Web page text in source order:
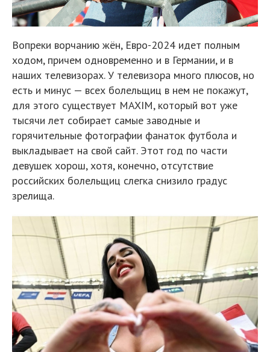
Вопреки ворчанию жён, Евро-2024 идет полным
ходом, причем одновременно и в Германии, и в
наших телевизорах. У телевизора много плюсов, но
есть и минус — всех болельщиц в нем не покажут,
для этого существует MAXIM, который вот уже
тысячи лет собирает самые заводные и
горячительные фотографии фанаток футбола и
выкладывает на свой сайт. Этот год по части
девушек хорош, хотя, конечно, отсутствие
российских болельщиц слегка снизило градус
зрелища.